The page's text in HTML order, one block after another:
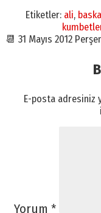
Etiketler: ali,
📆 31 Mayıs 2012
E-posta adresiniz
Yorum *